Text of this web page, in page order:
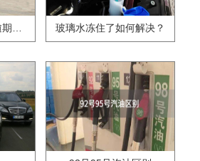
驾驶证到期没有换,逾期怎么办?? 玻璃水冻住了如何解决？